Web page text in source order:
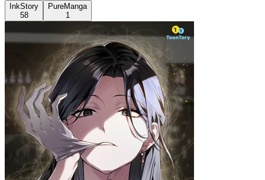
InkStory
58
PureManga
1